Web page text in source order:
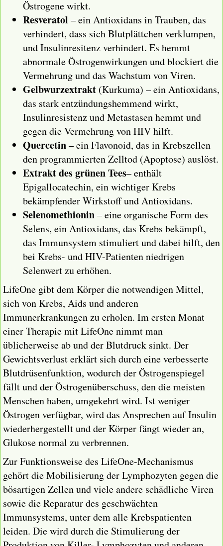
Östrogene wirkt.
Resveratol – ein Antioxidans in Trauben, das
verhindert, dass sich Blutplättchen verklumpen,
und Insulinresitenz verhindert. Es hemmt
abnormale Östrogenwirkungen und blockiert die
Vermehrung und das Wachstum von Viren.
Gelbwurzextrakt (Kurkuma) – ein Antioxidans,
das stark entzündungshemmend wirkt,
Insulinresistenz und Metastasen hemmt und
gegen die Vermehrung von HIV hilft.
Quercetin– ein Flavonoid, das in Krebszellen
den programmierten Zelltod (Apoptose) auslöst.
Extrakt des grünen Tees– enthält
Epigallocatechin, ein wichtiger Krebs
bekämpfender Wirkstoff und Antioxidans.
Selenomethionin– eine organische Form des
Selens, ein Antioxidans, das Krebs bekämpft,
das Immunsystem stimuliert und dabei hilft, den
bei Krebs- und HIV-Patienten niedrigen
Selenwert zu erhöhen.
LifeOne gibt dem Körper die notwendigen Mittel,
sich von Krebs, Aids und anderen
Immunerkrankungen zu erholen. Im ersten Monat
einer Therapie mit LifeOne nimmt man
üblicherweise ab und der Blutdruck sinkt. Der
Gewichtsverlust erklärt sich durch eine verbesserte
Blutdrüsenfunktion, wodurch der Östrogenspiegel
fällt und der Östrogenüberschuss, den die meisten
Menschen haben, umgekehrt wird. Ist weniger
Östrogen verfügbar, wird das Ansprechen auf Insulin
wiederhergestellt und der Körper fängt wieder an,
Glukose normal zu verbrennen.
Zur Funktionsweise des LifeOne-Mechanismus
gehört die Mobilisierung der Lymphozyten gegen die
bösartigen Zellen und viele andere schädliche Viren
sowie die Reparatur des geschwächten
Immunsystems, unter dem alle Krebspatienten
leiden. Die wird durch die Stimulierung der